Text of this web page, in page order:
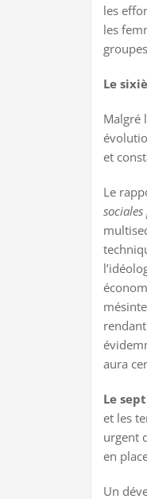
les
les
Le
Malgré
et
Le
aura
Le
et les
urgent
en
Un